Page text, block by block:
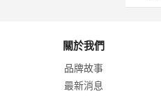
關於我們
品牌故事
最新消息